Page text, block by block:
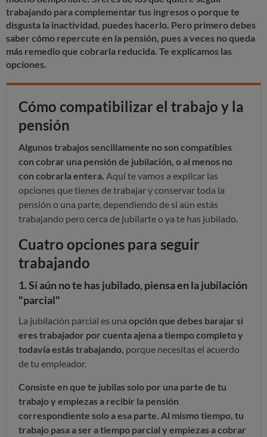
trabajando para complementar tus ingresos o porque te
disgusta la inactividad, puedes hacerlo. Pero primero debes
saber cómo repercute en la pensión, pues a veces no queda
más remedio que cobrarla reducida. Te explicamos las
opciones.
Cómo compatibilizar el trabajo y la
pensión
Algunos trabajos sencillamente no son compatibles
con cobrar una pensión de jubilación, o al menos no
con cobrarla entera. Aquí te vamos a explicar las
opciones que tienes de trabajar y conservar toda la
pensión o una parte, dependiendo de si aún estás
trabajando pero cerca de jubilarte o ya te has jubilado.
Cuatro opciones para seguir
trabajando
1. Si aún no te has jubilado, piensa en la jubilación
"parcial"
La jubilación parcial es una opción que debes barajar si
eres trabajador por cuenta ajena a tiempo completo y
todavía estás trabajando, porque necesitas el acuerdo
de tu empleador.
Consiste en que te jubilas solo por una parte de tu
trabajo y empiezas a recibir la pensión
correspondiente solo a esa parte. Al mismo tiempo, tu
trabajo pasa a ser a tiempo parcial y empiezas a cobrar